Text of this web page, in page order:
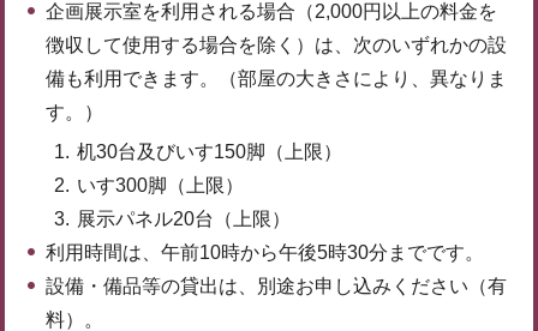
企画展示室を利用される場合（2,000円以上の料金を
徴収して使用する場合を除く）は、次のいずれかの設
備も利用できます。（部屋の大きさにより、異なりま
す。）
机30台及びいす150脚（上限）
いす300脚（上限）
展示パネル20台（上限）
利用時間は、午前10時から午後5時30分までです。
設備・備品等の貸出は、別途お申し込みください（有
料）。